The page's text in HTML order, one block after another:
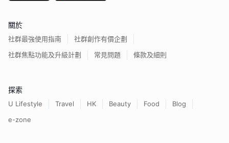
關於
社群最強使用指南
社群創作有價企劃
社群焦點功能及升級計劃
常見問題 條款及細則
探索
U Lifestyle Travel HK Beauty Food
Blog
e-zone